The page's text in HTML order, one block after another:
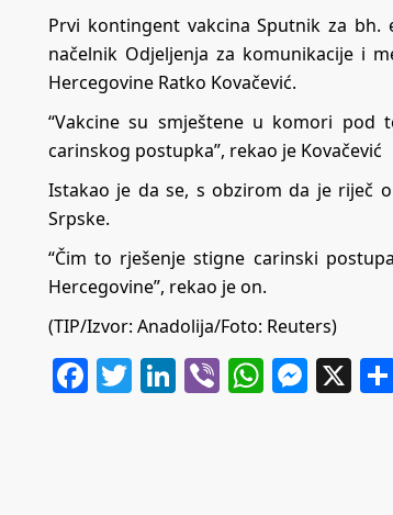
Prvi kontingent vakcina Sputnik za
načelnik Odjeljenja za komunikacije i
Hercegovine Ratko Kovačević.
“Vakcine su smještene u komori
carinskog postupka”, rekao je Kovačević
Istakao je da se, s obzirom da je riječ
Srpske.
“Čim to rješenje stigne carinski
Hercegovine”, rekao je on.
(TIP/Izvor: Anadolija/Foto: Reuters)
Facebook
Twitter
LinkedIn
Viber X